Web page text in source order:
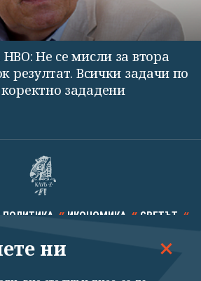
Не се мисли за втора
резултат. Всички задачи по
зададени
ПОЛИТИКА ИКОНОМИКА СВЕТЪТ
ТЕХНОЛОГИИ КАЛЕЙДОСКОП
ни